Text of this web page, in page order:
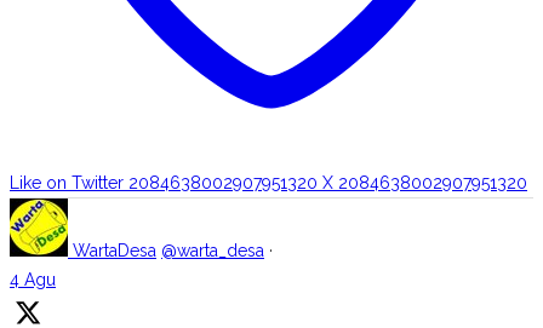
Like on Twitter 2084638002907951320 X 2084638002907951320
WartaDesa @warta_desa ·
4 Agu